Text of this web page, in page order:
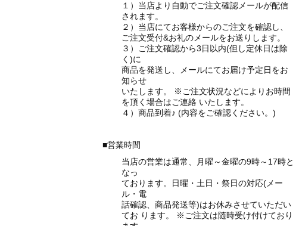
１）当店より自動でご注文確認メールが配信
されます。
２）当店にてお客様からのご注文を確認し、
ご注文受付&お礼のメールをお送りします。
３）ご注文確認から3日以内(但し定休日は除
く)に
商品を発送し、メールにてお届け予定日をお
知らせ
いたします。
※ご注文状況などによりお時間
を頂く場合はご連絡 いたします。
４）商品到着♪ (内容をご確認ください。)
■営業時間
当店の営業は通常、月曜～金曜の9時～17時と
なっ
ております。日曜・土日・祭日の対応(メー
ル・電
話確認、商品発送等)はお休みさせていただい
てお ります。
※ご注文は随時受け付けており